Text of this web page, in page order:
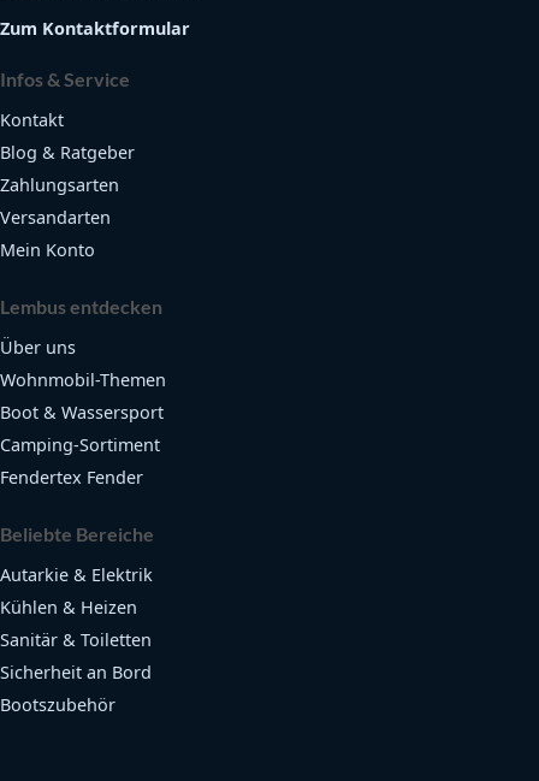
Zum Kontaktformular
Infos & Service
Kontakt
Blog & Ratgeber
Zahlungsarten
Versandarten
Mein Konto
Lembus entdecken
Über uns
Wohnmobil-Themen
Boot & Wassersport
Camping-Sortiment
Fendertex Fender
Beliebte Bereiche
Autarkie & Elektrik
Kühlen & Heizen
Sanitär & Toiletten
Sicherheit an Bord
Bootszubehör